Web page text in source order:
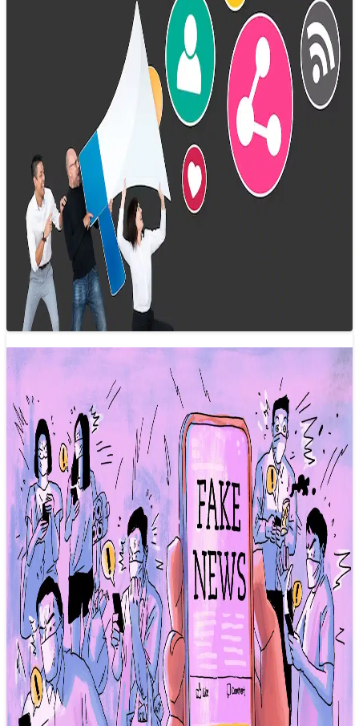
Xu hướng báo chí 2025: Tin tức phi
chính thức sẽ trỗi dậy?
26/12/2024 16:00
Tin tức phi chính thức đang ngày càng trở nên quan trọng.
Chúng cung cấp thông tin trong bối cảnh các tổ chức…
Phòng chống tin giả – Nhà báo cần kỹ
năng gì?
22/12/2024 23:09
Báo chí chính thống, với nghiệp vụ chuyên sâu và tinh thần
trách nhiệm, hoàn toàn có thể “chặn đường” tin giả